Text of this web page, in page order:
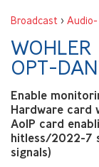
Broadcast >
WOHLER
OPT-
Enable
Hardware card
AoIP card
hitless/2022-7
signals)